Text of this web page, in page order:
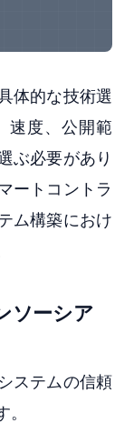
体的な技術選
速度、公開範
ぶ必要があり
ートコントラ
ム構築におけ
ソーシア
ステムの信頼